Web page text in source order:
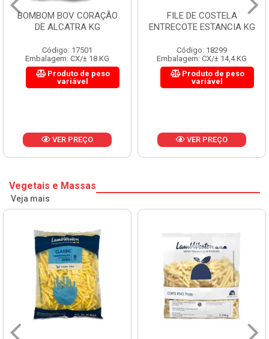
BOMBOM BOV CORAÇÃO
DE ALCATRA KG
Código: 17501
Embalagem: CX/± 18 KG
Produto de peso
variável
VER PREÇO
FILE DE COSTELA
ENTRECOTE ESTANCIA KG
Código: 18299
Embalagem: CX/± 14,4 KG
Produto de peso
variável
VER PREÇO
Vegetais e Massas
Veja mais